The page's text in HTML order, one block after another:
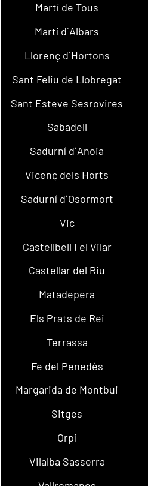
Martí de Tous
Martí d´Albars
Llorenç d´Hortons
Sant Feliu de Llobregat
Sant Esteve Sesrovires
Sabadell
Sadurní d´Anoia
Vicenç dels Horts
Sadurní d´Osormort
Vic
Castellbell i el Vilar
Castellar del Riu
Matadepera
Els Prats de Rei
Terrassa
Fe del Penedès
Margarida de Montbui
Sitges
Orpí
Vilalba Sasserra